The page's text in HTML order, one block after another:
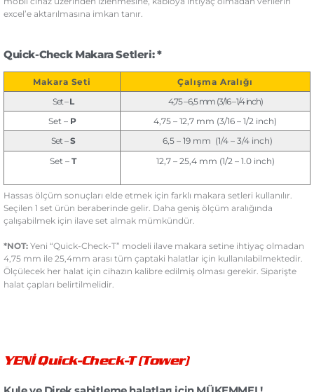
excel’e aktarılmasına imkan tanır.
Quick-Check Makara Setleri: *
Makara Seti
Set –L
Set – P
Set –S
Set –T
Çalışma Aralığı
4,75 – 6,5 mm (3/16 – 1/4 inch)
4,75 – 12,7 mm (3/16 – 1/2 inch)
6,5 – 19 mm (1/4 – 3/4 inch)
12,7 – 25,4 mm (1/2 – 1.0 inch)
Hassas ölçüm sonuçları elde etmek için farklı makara setleri kullanılır.
Seçilen 1 set ürün beraberinde gelir. Daha geniş ölçüm aralığında
çalışabilmek için ilave set almak mümkündür.
*NOT: Yeni “Quick-Check-T” modeli ilave makara setine ihtiyaç olmadan
4,75 mm ile 25,4mm arası tüm çaptaki halatlar için kullanılabilmektedir.
Ölçülecek her halat için cihazın kalibre edilmiş olması gerekir. Siparişte
halat çapları belirtilmelidir.
YENİ Quick-Check-T (Tower)